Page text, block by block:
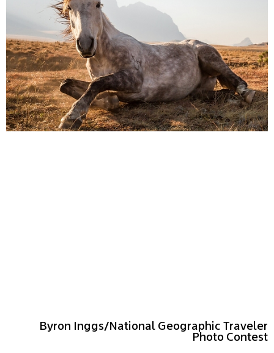
Byron Inggs/National Geographic Traveler
Photo Contest